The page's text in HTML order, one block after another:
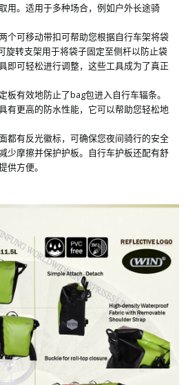
用。适用于多种场合，例如户外长途骑
个可移动带扣可帮助您根据自行车架将袋
旋转支架用于将袋子固定至侧杆以防止袋
即可轻松进行调整，这些工具成为了真正
板有效地防止了bag包进入自行车辐条。
有更高的防水性能，它可以帮助您轻松地
都有反光徽标，可确保您夜间骑行的安全
少摩擦并保护护板。自行车护板还配有舒
供方便。